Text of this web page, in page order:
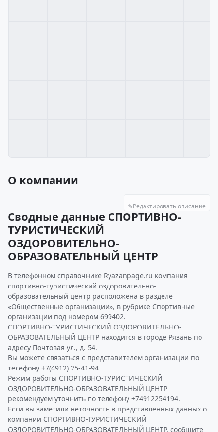
О компании
✎Редактировать описание
Сводные данные СПОРТИВНО-
ТУРИСТИЧЕСКИЙ
ОЗДОРОВИТЕЛЬНО-
ОБРАЗОВАТЕЛЬНЫЙ ЦЕНТР
В телефонном справочнике Ryazanpage.ru компания
спортивно-туристический оздоровительно-
образовательный центр расположена в разделе
«Общественные организации», в рубрике Спортивные
организации под номером 699402.
СПОРТИВНО-ТУРИСТИЧЕСКИЙ ОЗДОРОВИТЕЛЬНО-
ОБРАЗОВАТЕЛЬНЫЙ ЦЕНТР находится в городе Рязань по
адресу Почтовая ул., д. 54.
Вы можете связаться с представителем организации по
телефону +7(4912) 25-41-94.
Режим работы СПОРТИВНО-ТУРИСТИЧЕСКИЙ
ОЗДОРОВИТЕЛЬНО-ОБРАЗОВАТЕЛЬНЫЙ ЦЕНТР
рекомендуем уточнить по телефону +74912254194.
Если вы заметили неточность в представленных данных о
компании СПОРТИВНО-ТУРИСТИЧЕСКИЙ
ОЗДОРОВИТЕЛЬНО-ОБРАЗОВАТЕЛЬНЫЙ ЦЕНТР, сообщите